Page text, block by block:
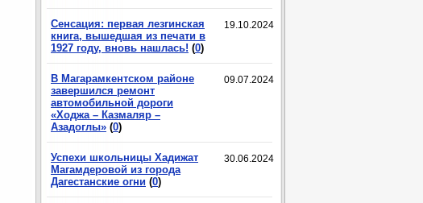
19.10.2024
Сенсация: первая лезгинская
книга, вышедшая из печати в
1927 году, вновь нашлась! (0)
09.07.2024
В Магарамкентском районе
завершился ремонт
автомобильной дороги
«Ходжа – Казмаляр –
Азадоглы» (0)
30.06.2024
Успехи школьницы Хадижат
Магамдеровой из города
Дагестанские огни (0)